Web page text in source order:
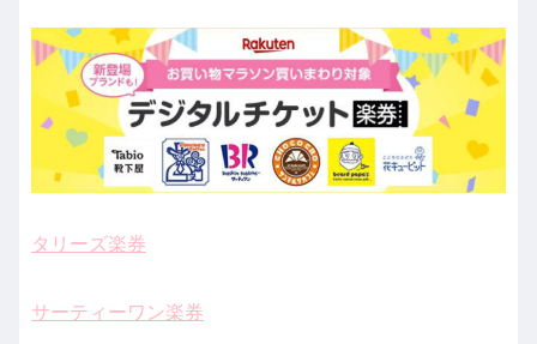
タリーズ楽券
サーティーワン楽券